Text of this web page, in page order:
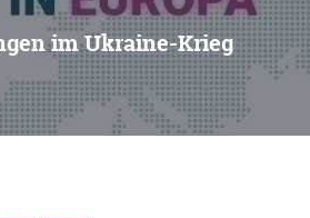
im Ukraine-Krieg